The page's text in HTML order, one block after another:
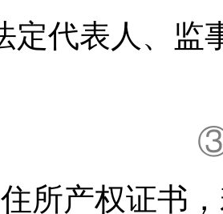
定代表人、监
住所产权证书